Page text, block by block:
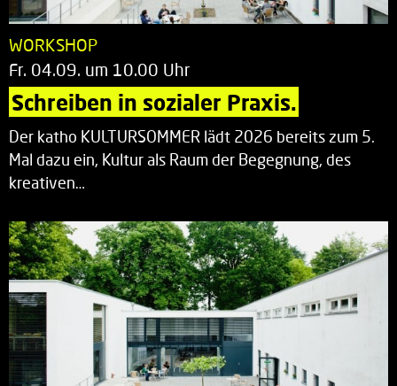
WORKSHOP
Fr. 04.09. um 10.00 Uhr
Schreiben in sozialer Praxis.
Der katho KULTURSOMMER lädt 2026 bereits zum 5.
Mal dazu ein, Kultur als Raum der Begegnung, des
kreativen…